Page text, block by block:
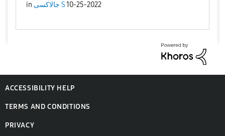
in جالاكسى S10-25-2022
ACCESSIBILITY HELP
TERMS AND CONDITIONS
PRIVACY